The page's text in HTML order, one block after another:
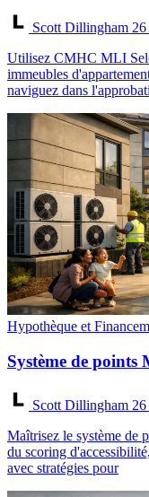
Scott Dillingham
Utilisez CMHC MLI
immeubles
naviguez dans
Hypothèque et
Système de points
Scott Dillingham
Maîtrisez le système de
du scoring
avec stratégies pour